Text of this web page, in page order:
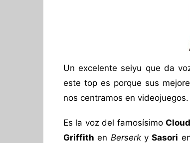
Un excelente seiyu que da
este top es porque sus
nos centramos en videojuegos.
Es la voz del famosísimo
Griffith en BerserkySasori